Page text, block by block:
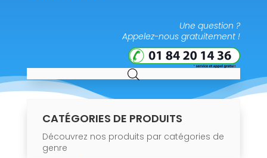
Une question ?
Appelez-nous gratuitement !
CATÉGORIES DE PRODUITS
Découvrez nos produits par catégories de
genre